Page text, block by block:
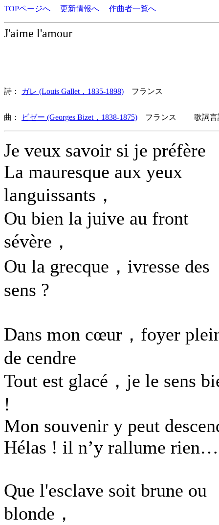
TOPページへ 更新情報へ 作曲者一覧へ
J'aime l'amour
詩： ガレ (Louis Gallet，1835-1898) フランス
曲： ビゼー (Georges Bizet，1838-1875) フランス 歌詞言
Je veux savoir si je préfère
La mauresque aux yeux
languissants，
Ou bien la juive au front
sévère，
Ou la grecque，ivresse des
sens ?
Dans mon cœur，foyer
de cendre
Tout est glacé，je le sens
!
Mon souvenir y peut
Hélas ! il n’y rallume rien…
Que l'esclave soit brune ou
blonde，